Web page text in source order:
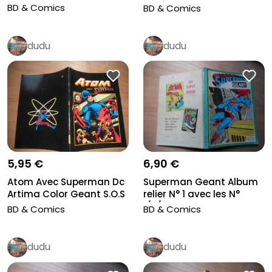
Lee Ur...
BD & Comics Funérai...
BD & Comics
dudu
5,95 €
Atom Avec Superman Dc
Artima Color Geant S.O.S
Dan...
BD & Comics
dudu
6,90 €
Superman Geant Album
relier N° 1 avec les N°
1/2/3...
BD & Comics
dudu dudu